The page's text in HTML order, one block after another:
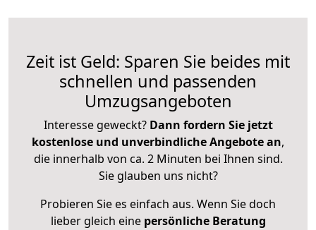
Zeit ist Geld: Sparen Sie beides mit
schnellen und passenden
Umzugsangeboten
Interesse geweckt? Dann fordern Sie jetzt
kostenlose und unverbindliche Angebote an,
die innerhalb von ca. 2 Minuten bei Ihnen sind.
Sie glauben uns nicht?
Probieren Sie es einfach aus. Wenn Sie doch
lieber gleich eine persönliche Beratung